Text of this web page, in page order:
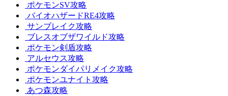
ポケモンSV攻略
バイオハザードRE4攻略
サンブレイク攻略
ブレスオブザワイルド攻略
ポケモン剣盾攻略
アルセウス攻略
ポケモンダイパリメイク攻略
ポケモンユナイト攻略
あつ森攻略